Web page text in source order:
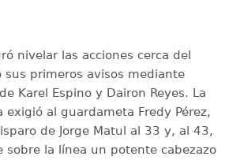
nivelar las acciones cerca del
primeros avisos mediante
Karel Espino y Dairon Reyes. La
exigió al guardameta Fredy Pérez,
de Jorge Matul al 33 y, al 43,
sobre la línea un potente cabezazo